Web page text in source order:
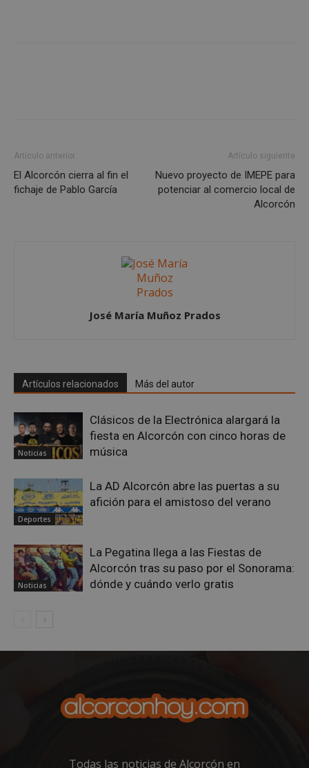
Artículo anterior
El Alcorcón cierra al fin el
fichaje de Pablo García
Artículo siguiente
Nuevo proyecto de IMEPE para
potenciar al comercio local de
Alcorcón
José María Muñoz Prados
Artículos relacionados Más del autor
Noticias
Clásicos de la Electrónica alargará la
fiesta en Alcorcón con cinco horas de
música
Deportes
La AD Alcorcón abre las puertas a su
afición para el amistoso del verano
Noticias
La Pegatina llega a las Fiestas de
Alcorcón tras su paso por el Sonorama:
dónde y cuándo verlo gratis
Todas las noticias de Alcorcón en
sp_landing
VISITOR_PRIVACY_METADATA
YouTube
.youtube.com
5 meses 4